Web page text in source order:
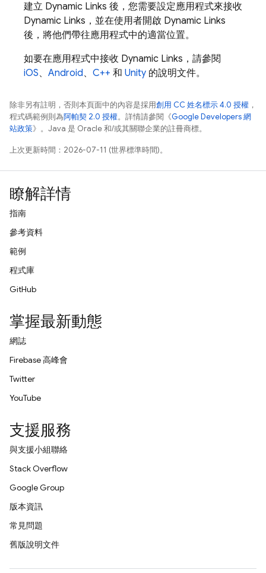
建立 Dynamic Links 後，您需要設定應用程式來接收
Dynamic Links ，並在使用者開啟 Dynamic Links
後，將他們帶往應用程式中的適當位置。
如要在應用程式中接收 Dynamic Links ，請參閱
iOS、 Android、 C++ 和 Unity 的說明文件。
除非另有註明，否則本頁面中的內容是採用創用 CC 姓名標示 4.0 授權 ，
程式碼範例則為阿帕契 2.0 授權。詳情請參閱《Google Developers 網
站政策》。Java 是 Oracle 和/或其關聯企業的註冊商標。
上次更新時間：2026-07-11 (世界標準時間)。
瞭解詳情
指南
參考資料
範例
程式庫
GitHub
掌握最新動態
網誌
Firebase 高峰會
Twitter
YouTube
支援服務
與支援小組聯絡
Stack Overflow
Google Group
版本資訊
常見問題
舊版說明文件